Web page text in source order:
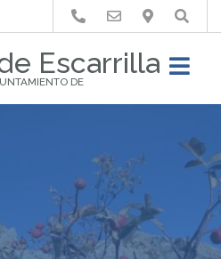
Escarrilla
DE
Buscar